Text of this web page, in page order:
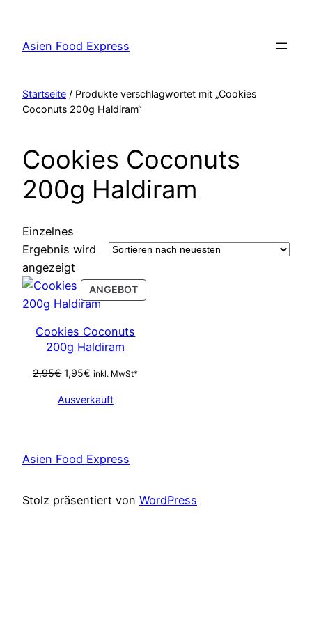
springen
Asien Food Express
Startseite / Produkte verschlagwortet mit „Cookies
Coconuts 200g Haldiram“
Cookies Coconuts
200g Haldiram
Einzelnes
Ergebnis wird
angezeigt
ANGEBOTPRODUCT
ON
Cookies Coconuts
200g Haldiram
2,95€ Ursprünglicher
war:
1,95€ Aktueller
ist:
inkl. MwSt*
Ausverkauft
Asien Food Express
Stolz präsentiert von WordPress